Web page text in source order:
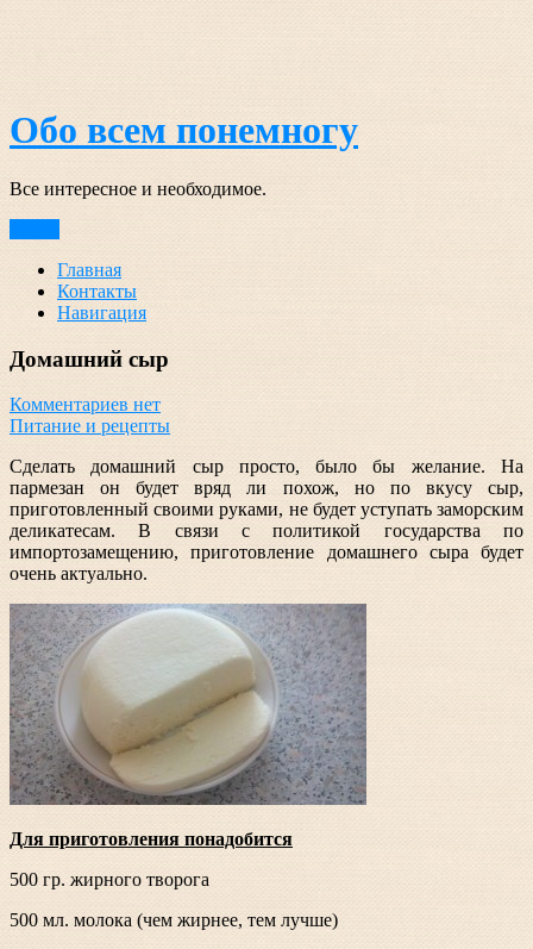
Обо всем понемногу
Все интересное и необходимое.
Главная
Контакты
Навигация
Домашний сыр
Комментариев нет
Питание и рецепты
Сделать домашний сыр просто, было бы желание. На
пармезан он будет вряд ли похож, но по вкусу сыр,
приготовленный своими руками, не будет уступать заморским
деликатесам. В связи с политикой государства по
импортозамещению, приготовление домашнего сыра будет
очень актуально.
Для приготовления понадобится
500 гр. жирного творога
500 мл. молока (чем жирнее, тем лучше)